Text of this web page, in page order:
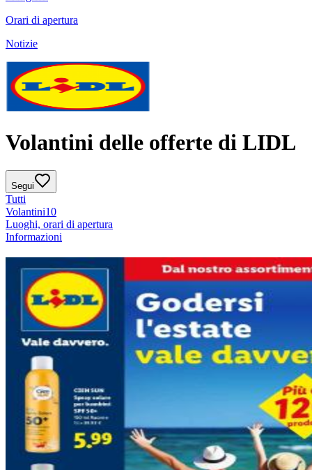
Orari di apertura
Notizie
Volantini delle offerte di LIDL
Segui
Tutti
Volantini10
Luoghi, orari di apertura
Informazioni